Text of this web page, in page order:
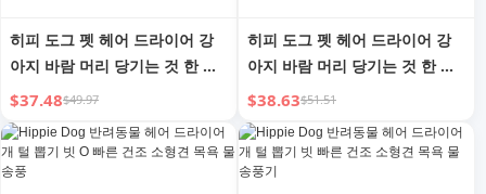
히피 도그 펫 헤어 드라이어 강
아지 바람 머리 당기는 것 한 마
리 빗 빠른 건조 T 소형견 목욕
바람 물
$37.48$49.97
히피 도그 펫 헤어 드라이어 강
아지 바람 머리 당기는 것 한 마
리 고양이 G 미 빗 빠른 건조 소
형견 목욕 바람 물
$38.63$51.51